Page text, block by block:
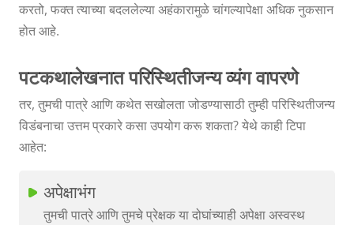
करतो, फक्त त्याच्या बदललेल्या अहंकारामुळे चांगल्यापेक्षा अधिक नुकसान
होत आहे.
पटकथालेखनात परिस्थितीजन्य व्यंग वापरणे
तर, तुमची पात्रे आणि कथेत सखोलता जोडण्यासाठी तुम्ही परिस्थितीजन्य
विडंबनाचा उत्तम प्रकारे कसा उपयोग करू शकता? येथे काही टिपा
आहेत:
अपेक्षाभंग
तुमची पात्रे आणि तुमचे प्रेक्षक या दोघांच्याही अपेक्षा अस्वस्थ